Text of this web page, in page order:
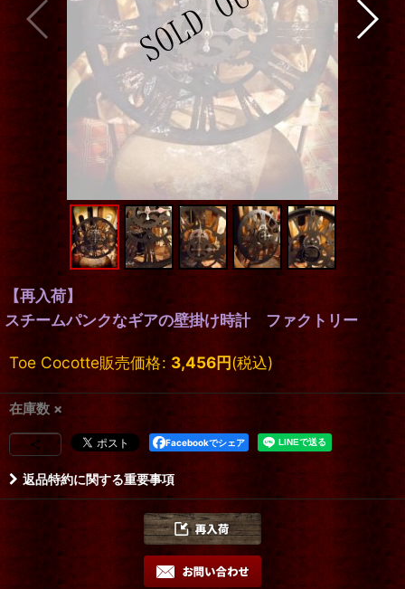
【再入荷】
スチームパンクなギアの壁掛け時計 ファクトリー
Toe Cocotte販売価格: 3,456円(税込)
在庫数 ×
Facebookでシェア
返品特約に関する重要事項